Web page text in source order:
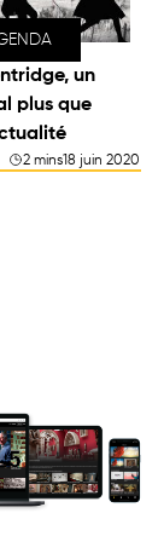
un
plus que
2 mins 18 juin 2020